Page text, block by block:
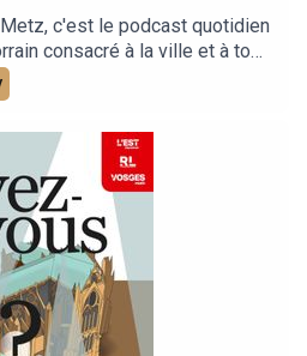
c'est le podcast quotidien
consacré à la ville et à tout
sur elle.Un podcast raconté
basé sur les articles
locale de Metz.